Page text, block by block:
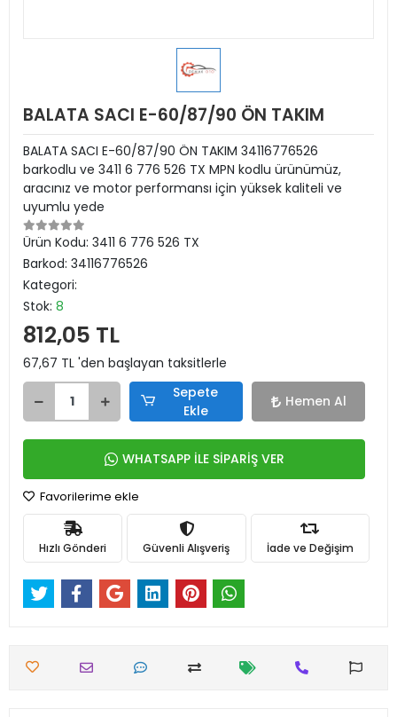
BALATA SACI E-60/87/90 ÖN TAKIM
BALATA SACI E-60/87/90 ÖN TAKIM 34116776526
barkodlu ve 3411 6 776 526 TX MPN kodlu ürünümüz,
aracınız ve motor performansı için yüksek kaliteli ve
uyumlu yede
Ürün Kodu: 3411 6 776 526 TX
Barkod: 34116776526
Kategori:
Stok: 8
812,05 TL
67,67 TL 'den başlayan taksitlerle
Sepete
Ekle
Hemen Al
WHATSAPP İLE SİPARİŞ VER
Favorilerime ekle
Hızlı Gönderi Güvenli Alışveriş İade ve Değişim